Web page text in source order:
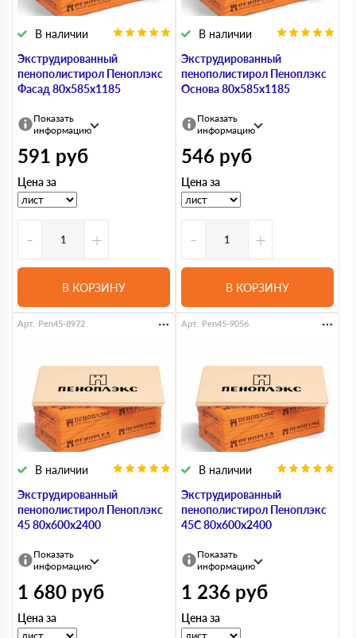
Экструдированный
пенополистирол Пеноплэкс
Фасад 80х585х1185
В наличии
Показать
информацию
591 руб
Цена за
- +
В КОРЗИНУ
Экструдированный
пенополистирол Пеноплэкс
Основа 80х585х1185
В наличии
Показать
информацию
546 руб
Цена за
- +
В КОРЗИНУ
Экструдированный
пенополистирол Пеноплэкс
45 80х600х2400
В наличии
Арт. Pen45-8972
Показать
информацию
1 680 руб
Цена за
Экструдированный
пенополистирол Пеноплэкс
45С 80х600х2400
В наличии
Арт. Pen45-9056
Показать
информацию
1 236 руб
Цена за